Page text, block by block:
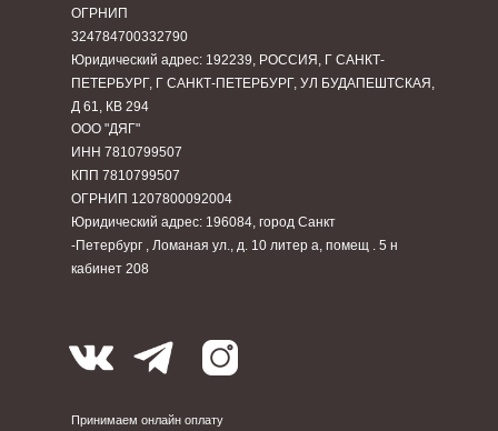
ОГРНИП
324784700332790
Юридический адрес: 192239, РОССИЯ, Г САНКТ-
ПЕТЕРБУРГ, Г САНКТ-ПЕТЕРБУРГ, УЛ БУДАПЕШТСКАЯ,
Д 61, КВ 294
Принимаем онлайн оплату
ООО "ДЯГ"
ИНН 7810799507
КПП 7810799507
ОГРНИП 1207800092004
Юридический адрес: 196084, город Санкт
-Петербург , Ломаная ул., д. 10 литер а, помещ . 5 н
кабинет 208